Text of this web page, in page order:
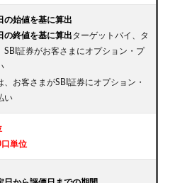
の始値を基に算出
の終値を基に算出ターゲットバイ、タ
SBI証券がお客さまにオプション・プ
、お客さまがSBI証券にオプション・
い
口単位